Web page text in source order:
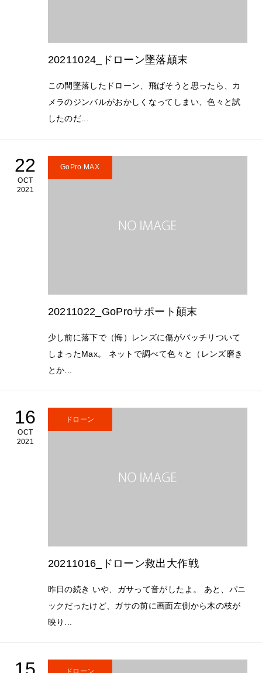
20211024_ドローン墜落顛末
この間墜落したドローン、飛ばそうと思ったら、カ
メラのジンバルがおかしくなってしまい、色々と試
したのだ...
22
OCT
2021
GoPro MAX
20211022_GoProサポート顛末
少し前に落下で（悔）レンズに傷がバッチリついて
しまったMax。 ネットで調べて色々と（レンズ磨き
とか...
16
OCT
2021
ドローン
20211016_ドローン救出大作戦
昨日の続き いや、ガサって音がしたよ。 あと、パニ
ックだったけど、ガサの前に画面左側から木の枝が
映り...
ドローン